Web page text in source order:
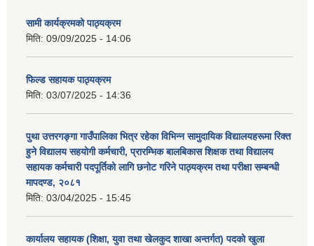
सामी कार्यक्रमको पाठ्यक्रम
मिति: 09/09/2025 - 14:06
फिल्ड सहायक पाठ्यक्रम
मिति: 03/07/2025 - 14:36
पुथा उत्तरगङ्गा गाउँपालिका भित्र रहेका विभिन्न सामुदायिक विद्यालयहरूमा रिक्त
हुने विद्यालय सहयोगी कर्मचारी, प्रारम्भिक बालबिकास शिक्षक तथा विद्यालय
सहायक कर्मचारी पदपूर्तिको लागि छनोट गरिने पाठ्यक्रम तथा परीक्षा सम्बन्धी
मापदण्ड, २०८१
मिति: 03/04/2025 - 15:45
कार्यालय सहायक (शिक्षा, युवा तथा खेलकुद शाखा अन्तर्गत) पदको खुला